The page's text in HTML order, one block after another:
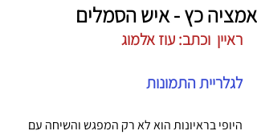
אמציה כץ - איש הסמלים
ראיין  וכתב: עוז אלמוג
לגלריית התמונות
היופי בראיונות הוא לא רק המפגש והשיחה עם